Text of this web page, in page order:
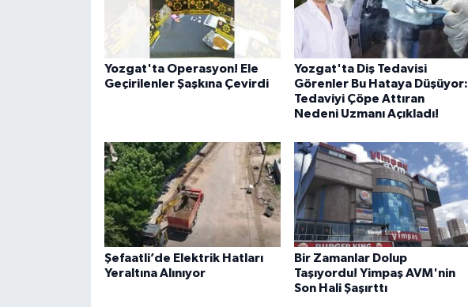
Yozgat'ta Operasyon! Ele
Geçirilenler Şaşkına Çevirdi
Yozgat'ta Diş Tedavisi
Görenler Bu Hataya Düşüyor:
Tedaviyi Çöpe Attıran
Nedeni Uzmanı Açıkladı!
Şefaatli’de Elektrik Hatları
Yeraltına Alınıyor
Bir Zamanlar Dolup
Taşıyordu! Yimpaş AVM'nin
Son Hali Şaşırttı